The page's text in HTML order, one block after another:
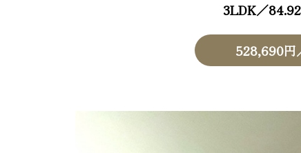
3LDK／
528,690円